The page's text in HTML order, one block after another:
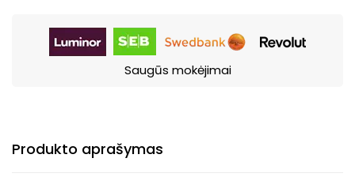
Saugūs mokėjimai
Produkto aprašymas